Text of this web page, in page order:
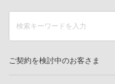
ご契約を検討中のお客さま